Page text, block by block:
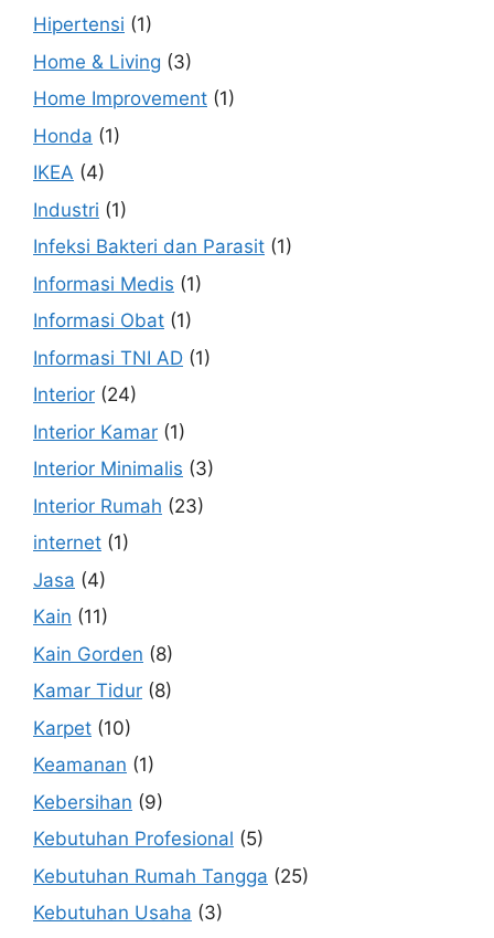
Hipertensi (1)
Home & Living (3)
Home Improvement (1)
Honda (1)
IKEA (4)
Industri (1)
Infeksi Bakteri dan Parasit (1)
Informasi Medis (1)
Informasi Obat (1)
Informasi TNI AD (1)
Interior (24)
Interior Kamar (1)
Interior Minimalis (3)
Interior Rumah (23)
internet (1)
Jasa (4)
Kain (11)
Kain Gorden (8)
Kamar Tidur (8)
Karpet (10)
Keamanan (1)
Kebersihan (9)
Kebutuhan Profesional (5)
Kebutuhan Rumah Tangga (25)
Kebutuhan Usaha (3)